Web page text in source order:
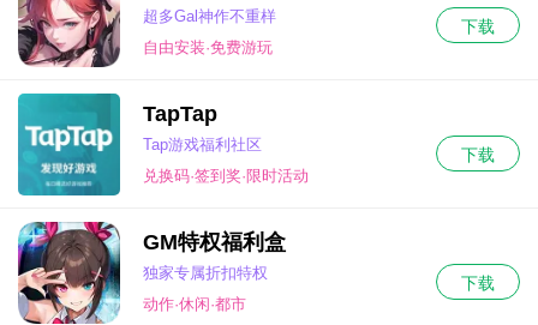
超多Gal神作不重样
自由安装·免费游玩
下载
TapTap
Tap游戏福利社区
兑换码·签到奖·限时活动
下载
GM特权福利盒
独家专属折扣特权
动作·休闲·都市
下载